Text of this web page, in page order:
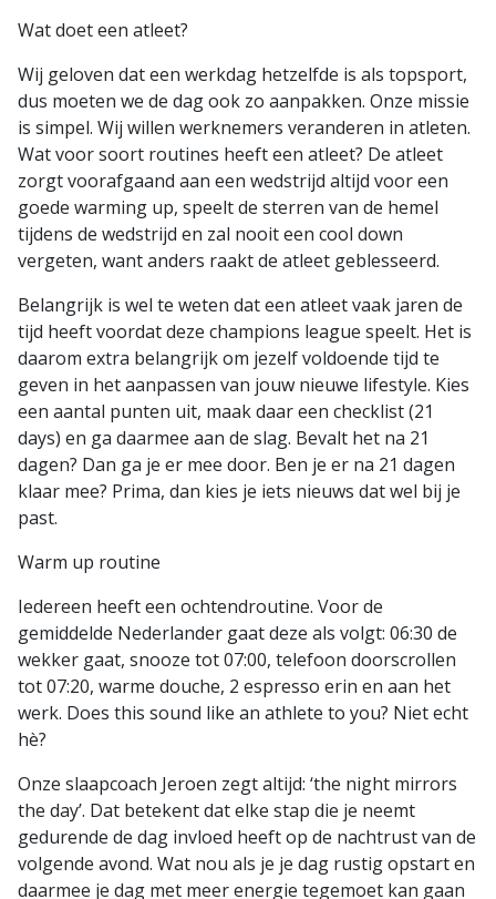
Wat doet een atleet?
Wij geloven dat een werkdag hetzelfde is als topsport,
dus moeten we de dag ook zo aanpakken. Onze missie
is simpel. Wij willen werknemers veranderen in atleten.
Wat voor soort routines heeft een atleet? De atleet
zorgt voorafgaand aan een wedstrijd altijd voor een
goede warming up, speelt de sterren van de hemel
tijdens de wedstrijd en zal nooit een cool down
vergeten, want anders raakt de atleet geblesseerd.
Belangrijk is wel te weten dat een atleet vaak jaren de
tijd heeft voordat deze champions league speelt. Het is
daarom extra belangrijk om jezelf voldoende tijd te
geven in het aanpassen van jouw nieuwe lifestyle. Kies
een aantal punten uit, maak daar een checklist (21
days) en ga daarmee aan de slag. Bevalt het na 21
dagen? Dan ga je er mee door. Ben je er na 21 dagen
klaar mee? Prima, dan kies je iets nieuws dat wel bij je
past.
Warm up routine
Iedereen heeft een ochtendroutine. Voor de
gemiddelde Nederlander gaat deze als volgt: 06:30 de
wekker gaat, snooze tot 07:00, telefoon doorscrollen
tot 07:20, warme douche, 2 espresso erin en aan het
werk. Does this sound like an athlete to you? Niet echt
hè?
Onze slaapcoach Jeroen zegt altijd: ‘the night mirrors
the day’. Dat betekent dat elke stap die je neemt
gedurende de dag invloed heeft op de nachtrust van de
volgende avond. Wat nou als je je dag rustig opstart en
daarmee je dag met meer energie tegemoet kan gaan